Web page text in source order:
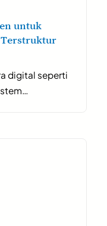
untuk
Terstruktur
digital seperti